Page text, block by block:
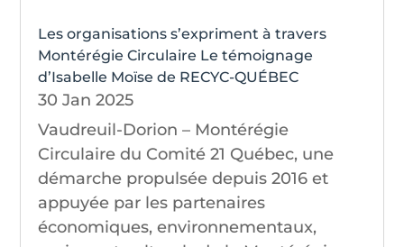
Les organisations s’expriment à travers
Montérégie Circulaire Le témoignage
d’Isabelle Moïse de RECYC-QUÉBEC
30 Jan 2025
Vaudreuil-Dorion – Montérégie
Circulaire du Comité 21 Québec, une
démarche propulsée depuis 2016 et
appuyée par les partenaires
économiques, environnementaux,